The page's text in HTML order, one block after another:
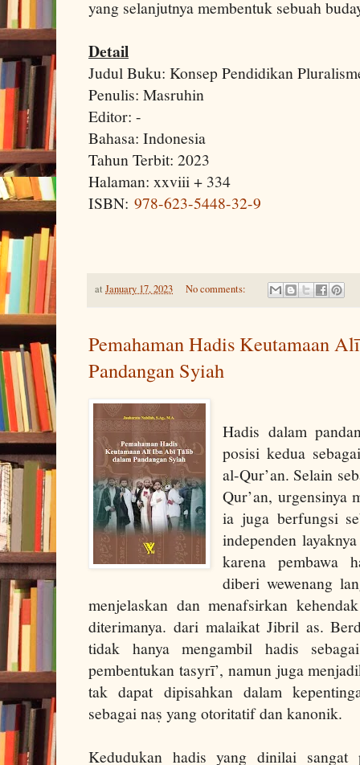
yang selanjutnya membentuk sebuah
Detail
Judul Buku: Konsep Pendidikan
Penulis: Masruhin
Editor: -
Bahasa: Indonesia
Tahun Terbit: 2023
Halaman: xxviii + 334
ISBN: 978-623-5448-32-9
at January 17, 2023 No comments:
Pemahaman Hadis Keutamaan
Pandangan Syiah
Hadis dalam
posisi kedua
al-Qur’an. Selain
Qur’an, urgensinya
ia juga berfungsi
independen
karena pembawa
diberi wewenang
menjelaskan dan menafsirkan
diterimanya. dari malaikat Jibril as.
tidak hanya mengambil hadis
pembentukan tasyrī’, namun juga
tak dapat dipisahkan dalam
sebagai naṣ yang otoritatif dan kanonik.
Kedudukan hadis yang dinilai